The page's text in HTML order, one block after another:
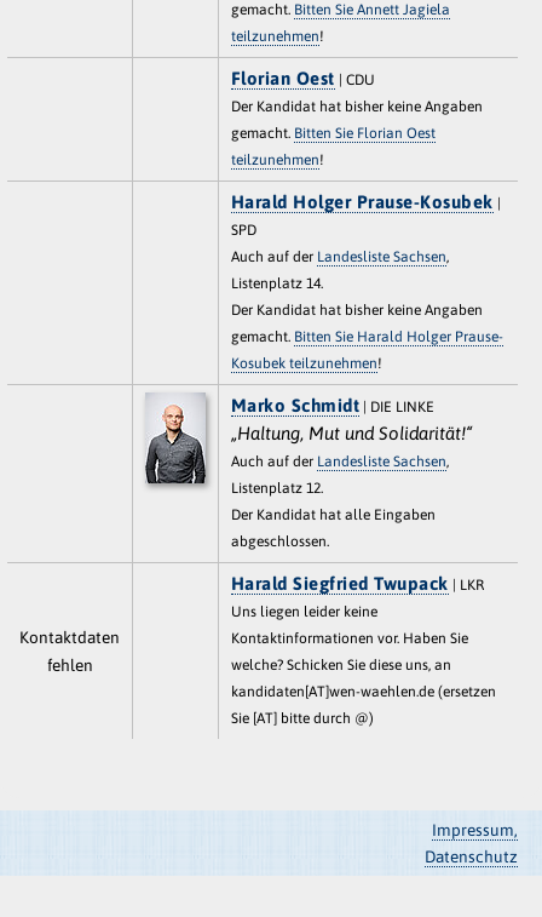
gemacht. Bitten Sie Annett Jagiela
teilzunehmen!
Florian Oest | CDU
Der Kandidat hat bisher keine Angaben
gemacht. Bitten Sie Florian Oest
teilzunehmen!
Harald Holger Prause-Kosubek
SPD
Auch auf der Landesliste Sachsen,
Listenplatz 14.
Der Kandidat hat bisher keine Angaben
gemacht. Bitten Sie Harald Holger Prause-
Kosubek teilzunehmen!
Marko Schmidt | DIE LINKE
„Haltung, Mut und Solidarität!“
Auch auf der Landesliste Sachsen,
Listenplatz 12.
Der Kandidat hat alle Eingaben
abgeschlossen.
Kontaktdaten
fehlen
Harald Siegfried Twupack | LKR
Uns liegen leider keine
Kontaktinformationen vor. Haben Sie
welche? Schicken Sie diese uns, an
kandidaten[AT]wen-waehlen.de (ersetzen
Sie [AT] bitte durch @)
Impressum,
Datenschutz